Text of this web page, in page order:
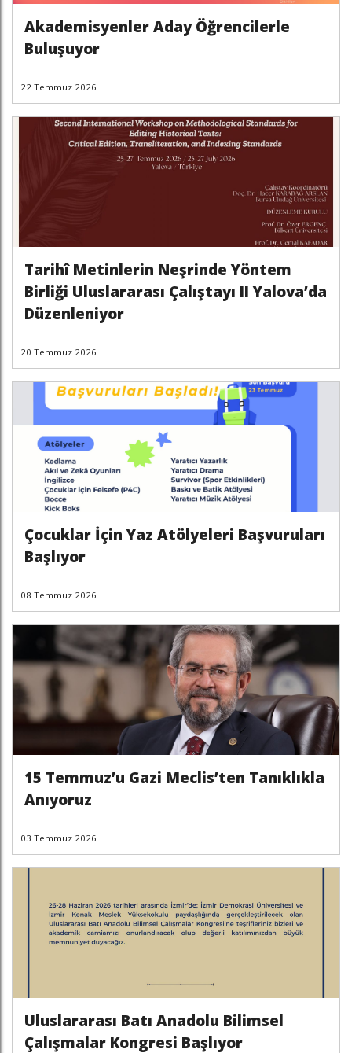
Akademisyenler Aday Öğrencilerle
Buluşuyor
22 Temmuz 2026
Tarihî Metinlerin Neşrinde Yöntem
Birliği Uluslararası Çalıştayı II Yalova’da
Düzenleniyor
20 Temmuz 2026
Çocuklar İçin Yaz Atölyeleri Başvuruları
Başlıyor
08 Temmuz 2026
15 Temmuz’u Gazi Meclis’ten Tanıklıkla
Anıyoruz
03 Temmuz 2026
Uluslararası Batı Anadolu Bilimsel
Çalışmalar Kongresi Başlıyor